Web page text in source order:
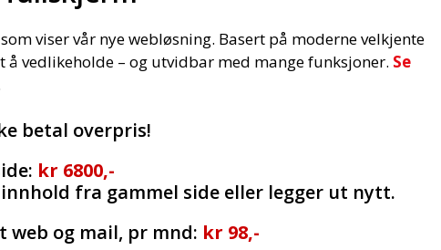
viser vår nye webløsning. Basert på moderne velkjente
å vedlikeholde – og utvidbar med mange funksjoner. Se
betal overpris!
kr 6800,-
fra gammel side eller legger ut nytt.
web og mail, pr mnd: kr 98,-